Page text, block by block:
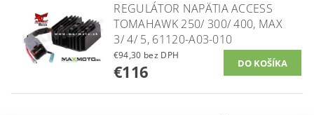
REGULÁTOR NAPÄTIA ACCESS
TOMAHAWK 250/ 300/ 400, MAX
3/ 4/ 5, 61120-A03-010
€94,30 bez DPH
€116